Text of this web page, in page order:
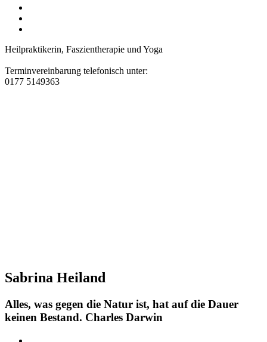
Heilpraktikerin, Faszientherapie und Yoga
Terminvereinbarung telefonisch unter:
0177 5149363
Sabrina Heiland
Alles, was gegen die Natur ist, hat auf die Dauer
keinen Bestand. Charles Darwin